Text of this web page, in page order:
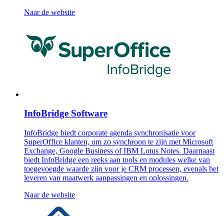
Naar de website
InfoBridge Software
InfoBridge biedt corporate agenda synchronisatie voor
SuperOffice klanten, om zo synchroon te zijn met Microsoft
Exchange, Google Business of IBM Lotus Notes. Daarnaast
biedt InfoBridge een reeks aan tools en modules welke van
toegevoegde waarde zijn voor je CRM processen, evenals het
leveren van maatwerk aanpassingen en oplossingen.
Naar de website